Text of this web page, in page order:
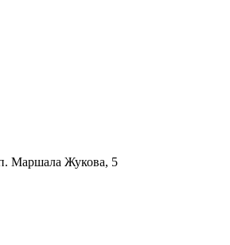
Маршала Жукова, 5